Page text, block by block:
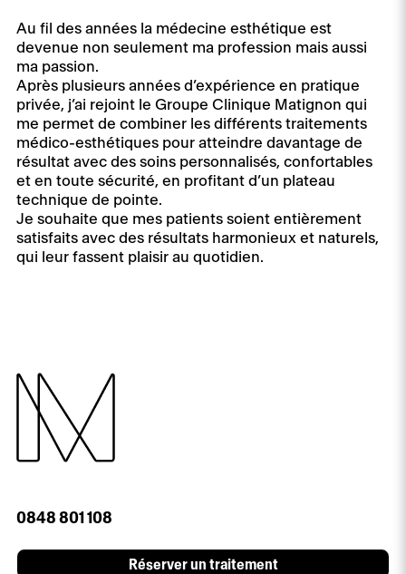
Au fil des années la médecine esthétique est
devenue non seulement ma profession mais aussi
ma passion.
Après plusieurs années d’expérience en pratique
privée, j’ai rejoint le Groupe Clinique Matignon qui
me permet de combiner les différents traitements
médico-esthétiques pour atteindre davantage de
résultat avec des soins personnalisés, confortables
et en toute sécurité, en profitant d’un plateau
technique de pointe.
Je souhaite que mes patients soient entièrement
satisfaits avec des résultats harmonieux et naturels,
qui leur fassent plaisir au quotidien.
0848 801 108
Réserver un traitement